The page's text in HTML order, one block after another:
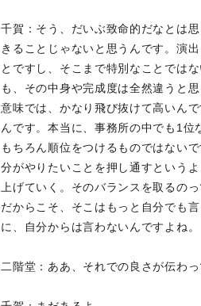
千賀：そう、だいぶ致命的だなとは
きることじゃないと思うんです。演
とですし、そこまで特別なことでは
も、その中身や完成度は全然違うと
意味では、かなり飛び抜けて高いん
んです。本当に、事務所の中でも1位
もちろん順位をつけるものではない
分がやりたいことを押し通すという
上げていく。そのバランスを取るの
だからこそ、そこはもっと自分でも
に、自分からは言わないんですよね。
二階堂：ああ、それでの良さが伝わ